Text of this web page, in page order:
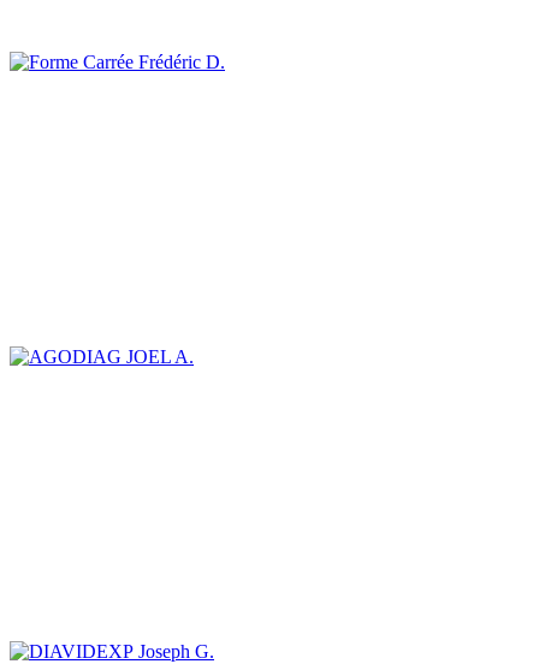
Frédéric D.
JOEL A.
Joseph G.